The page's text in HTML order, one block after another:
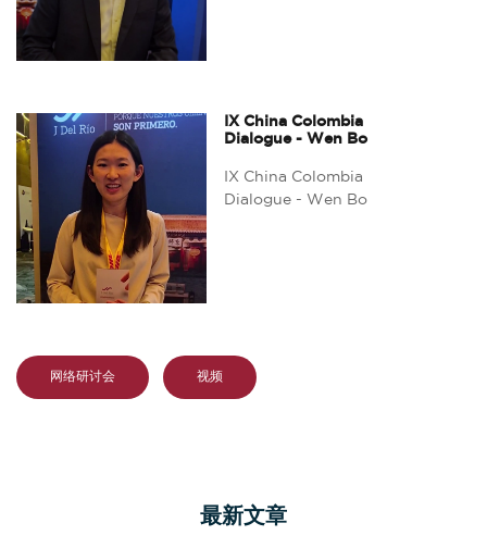
IX China Colombia
Dialogue - Wen Bo
IX China Colombia
Dialogue - Wen Bo
网络研讨会 视频
最新文章